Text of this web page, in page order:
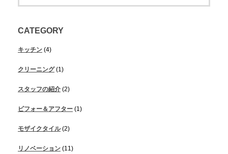
CATEGORY
キッチン (4)
クリーニング(1)
スタッフの紹介 (2)
ビフォー＆アフター (1)
モザイクタイル(2)
リノベーション (11)